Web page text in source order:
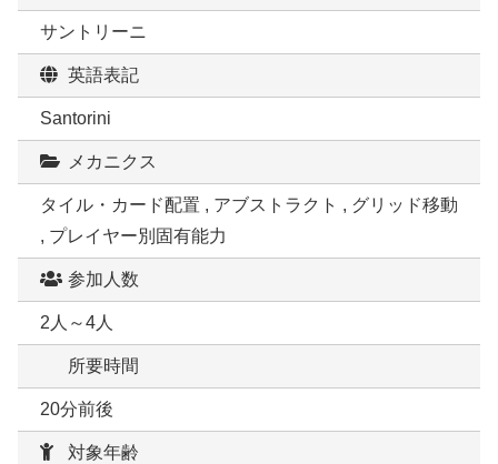
サントリーニ
英語表記
Santorini
メカニクス
タイル・カード配置 , アブストラクト , グリッド移動
, プレイヤー別固有能力
参加人数
2人～4人
所要時間
20分前後
対象年齢